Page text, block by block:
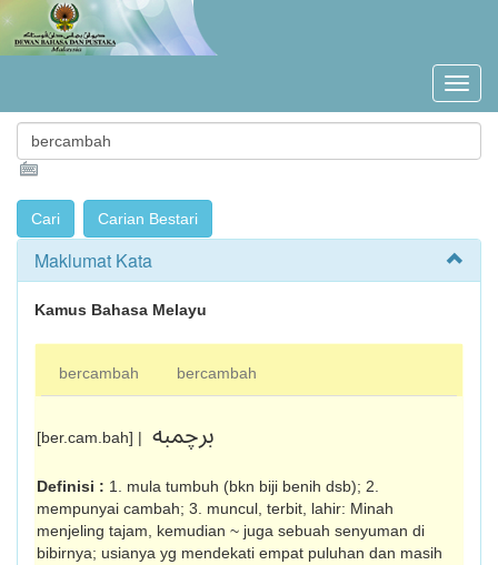
Maklumat Kata
Kamus Bahasa Melayu
bercambah bercambah
[ber.cam.bah] | برچمبه
Definisi : 1. mula tumbuh (bkn biji benih dsb); 2.
mempunyai cambah; 3. muncul, terbit, lahir: Minah
menjeling tajam, kemudian ~ juga sebuah senyuman di
bibirnya; usianya yg mendekati empat puluhan dan masih